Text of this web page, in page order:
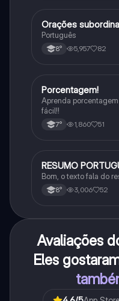
Português
Orações
Português
8° 5,957 82
Matematica
Porcentagem!
Aprenda
fácil!!
7° 1,860 51
Português
RESUMO
Bom, o texto fala do
8° 3,006 52
Avaliações
Eles